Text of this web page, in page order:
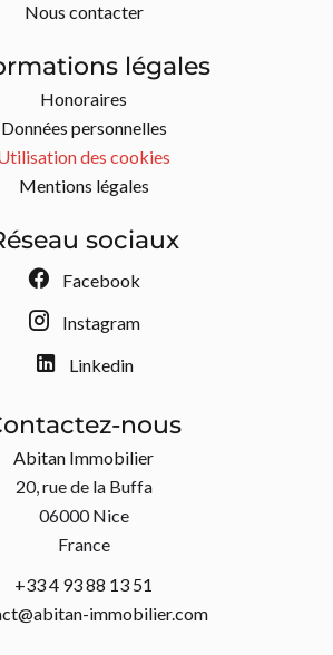
Nous contacter
légales
Honoraires
Données personnelles
des cookies
Mentions légales
sociaux
Facebook
Instagram
Linkedin
nous
Abitan Immobilier
20, rue de la Buffa
06000Nice
France
+33 4 93 88 13 51
immobilier.com